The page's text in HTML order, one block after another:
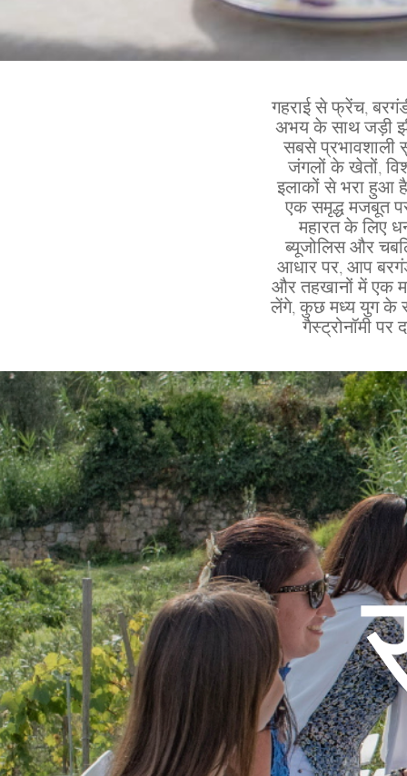
गहराई से फ्रेंच,
अभय के साथ जड़ी
सबसे प्रभावशाली
जंगलों के खेतों,
इलाकों से भरा हुआ
एक समृद्ध मजबूत
महारत के लिए
ब्यूजोलिस और
आधार पर, आप
और तहखानों में एक
लेंगे, कुछ मध्य युग के
गैस्ट्रोनॉमी